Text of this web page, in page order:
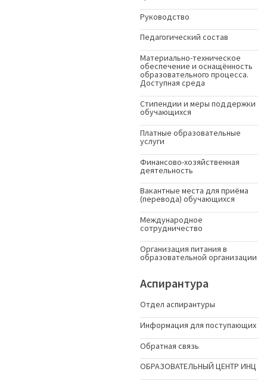
Руководство
Педагогический состав
Материально-техническое
обеспечение и оснащённость
образовательного процесса.
Доступная среда
Стипендии и меры поддержки
обучающихся
Платные образовательные
услуги
Финансово-хозяйственная
деятельность
Вакантные места для приёма
(перевода) обучающихся
Международное
сотрудничество
Организация питания в
образовательной организации
Аспирантура
Отдел аспирантуры
Информация для поступающих
Обратная связь
ОБРАЗОВАТЕЛЬНЫЙ ЦЕНТР ИНЦ